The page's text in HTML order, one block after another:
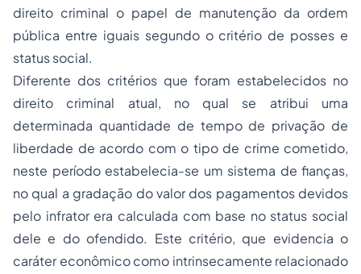
direito criminal o papel de manutenção da ordem
pública entre iguais segundo o critério de posses e
status social.
Diferente dos critérios que foram estabelecidos no
direito criminal atual, no qual se atribui uma
determinada quantidade de tempo de privação de
liberdade de acordo com o tipo de crime cometido,
neste período estabelecia-se um sistema de fianças,
no qual a gradação do valor dos pagamentos devidos
pelo infrator era calculada com base no status social
dele e do ofendido. Este critério, que evidencia o
caráter econômico como intrinsecamente relacionado